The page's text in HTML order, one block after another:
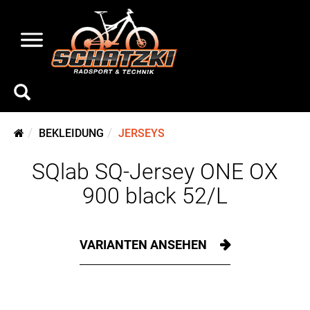
BEKLEIDUNG JERSEYS
SQlab SQ-Jersey ONE OX
900 black 52/L
VARIANTEN ANSEHEN